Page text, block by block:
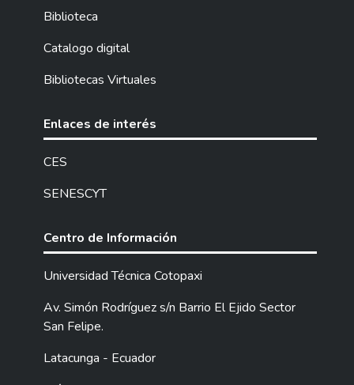
Biblioteca
Catalogo digital
Bibliotecas Virtuales
Enlaces de interés
CES
SENESCYT
Centro de Información
Universidad Técnica Cotopaxi
Av. Simón Rodríguez s/n Barrio El Ejido Sector
San Felipe.
Latacunga - Ecuador